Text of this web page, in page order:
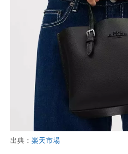
出典： 楽天市場